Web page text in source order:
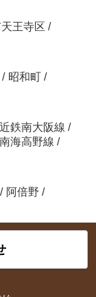
王寺区 /
/ 昭和町 /
近鉄南大阪線 /
南海高野線 /
/ 阿倍野 /